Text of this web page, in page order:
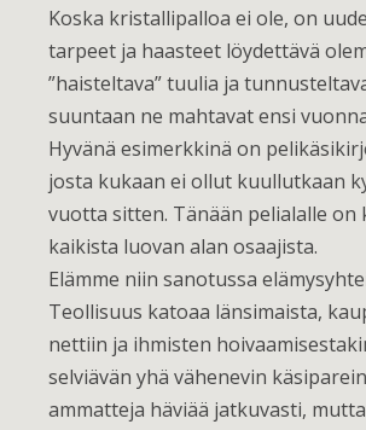
Koska kristallipalloa ei ole, on
tarpeet ja haasteet löydettävä
”haisteltava” tuulia ja
suuntaan ne mahtavat ensi
Hyvänä esimerkkinä on
josta kukaan ei ollut kuullutkaan
vuotta sitten. Tänään pelialalle on
kaikista luovan alan osaajista.
Elämme niin sanotussa
Teollisuus katoaa länsimaista,
nettiin ja ihmisten
selviävän yhä vähenevin
ammatteja häviää jatkuvasti,